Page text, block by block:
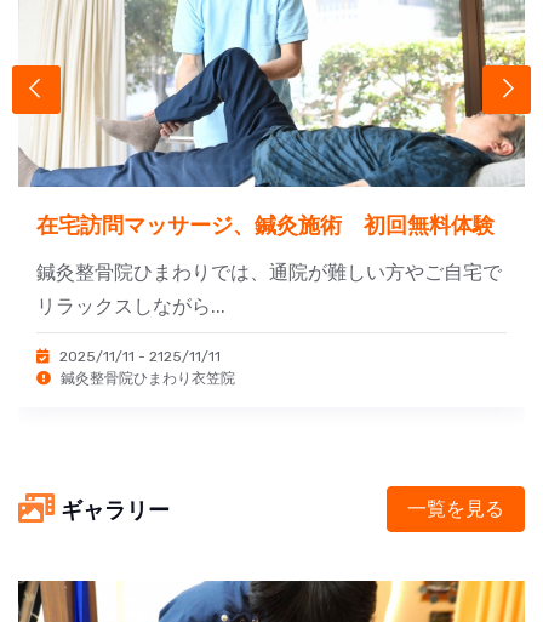
在宅訪問マッサージ、鍼灸施術 初回無料体験
鍼灸整骨院ひまわりでは、通院が難しい方やご自宅で
リラックスしながら...
2025/11/11 - 2125/11/11
鍼灸整骨院ひまわり衣笠院
ギャラリー 一覧を見る